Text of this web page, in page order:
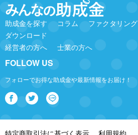
助成金を探す コラム ファクタリング
ダウンロード
経営者の方へ
士業の方へ
FOLLOW US
フォローでお得な助成金や最新情報をお届け！